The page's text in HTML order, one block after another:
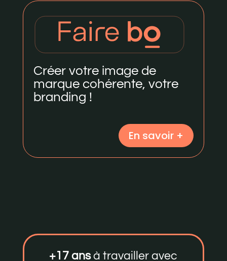
Créer votre image de
marque cohérente, votre
branding !
En savoir +
+17 ansà travailler avec